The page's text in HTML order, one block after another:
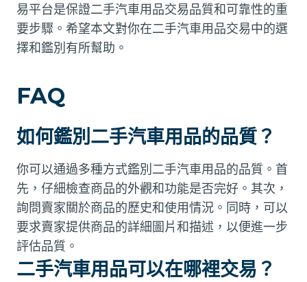
易平台是保證二手汽車用品交易品質和可靠性的重
要步驟。希望本文對你在二手汽車用品交易中的選
擇和鑑別有所幫助。
FAQ
如何鑑別二手汽車用品的品質？
你可以通過多種方式鑑別二手汽車用品的品質。首
先，仔細檢查商品的外觀和功能是否完好。其次，
詢問賣家關於商品的歷史和使用情況。同時，可以
要求賣家提供商品的詳細圖片和描述，以便進一步
評估品質。
二手汽車用品可以在哪裡交易？